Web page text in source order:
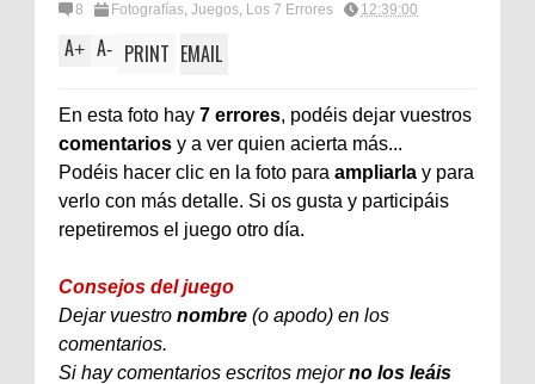
8 Fotografías, Juegos, Los 7 Errores 12:39:00
A+ A- PRINT EMAIL
En esta foto hay 7 errores, podéis dejar vuestros
comentarios y a ver quien acierta más...
Podéis hacer clic en la foto para ampliarla y para
verlo con más detalle. Si os gusta y participáis
repetiremos el juego otro día.
Consejos del juego
Dejar vuestro nombre (o apodo) en los
comentarios.
Si hay comentarios escritos mejorno los leáis